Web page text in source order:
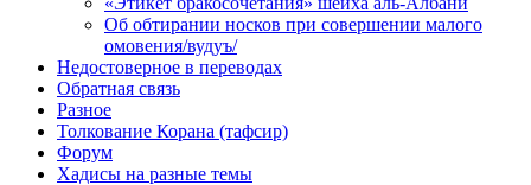
Об обтирании носков при совершении малого
омовения/вудуъ/
Недостоверное в переводах
Обратная связь
Разное
Толкование Корана (тафсир)
Форум
Хадисы на разные темы